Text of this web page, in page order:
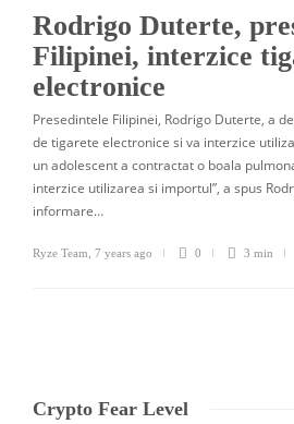
Rodrigo Duterte,
Filipinei, interzice
electronice
Presedintele Filipinei, Rodrigo Duterte, a
de tigarete electronice si va interzice
un adolescent a contractat o boala
interzice utilizarea si importul”, a spus
informare…
Ryze Team 7 years ago 0 3 min
Crypto Fear Level